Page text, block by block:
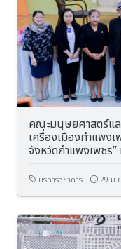
คณะมนุษยศาสตร์แล
เครื่องเมืองกำแพ
จังหวัดกำแพงเพชร
บริการวิชาการ 29 มิ.